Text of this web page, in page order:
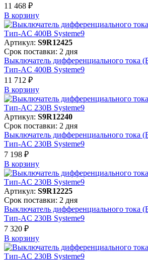
11 468 ₽
В корзинy
Артикул: S9R12425
Срок поставки: 2 дня
Выключатель дифференциального тока
Тип-AC 400В Systeme9
11 712 ₽
В корзинy
Артикул: S9R12240
Срок поставки: 2 дня
Выключатель дифференциального тока
Тип-AC 230В Systeme9
7 198 ₽
В корзинy
Артикул: S9R12225
Срок поставки: 2 дня
Выключатель дифференциального тока
Тип-AC 230В Systeme9
7 320 ₽
В корзинy